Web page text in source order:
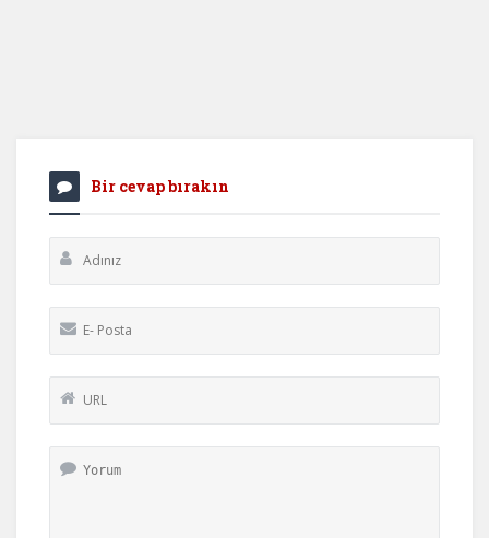
Bir cevap bırakın